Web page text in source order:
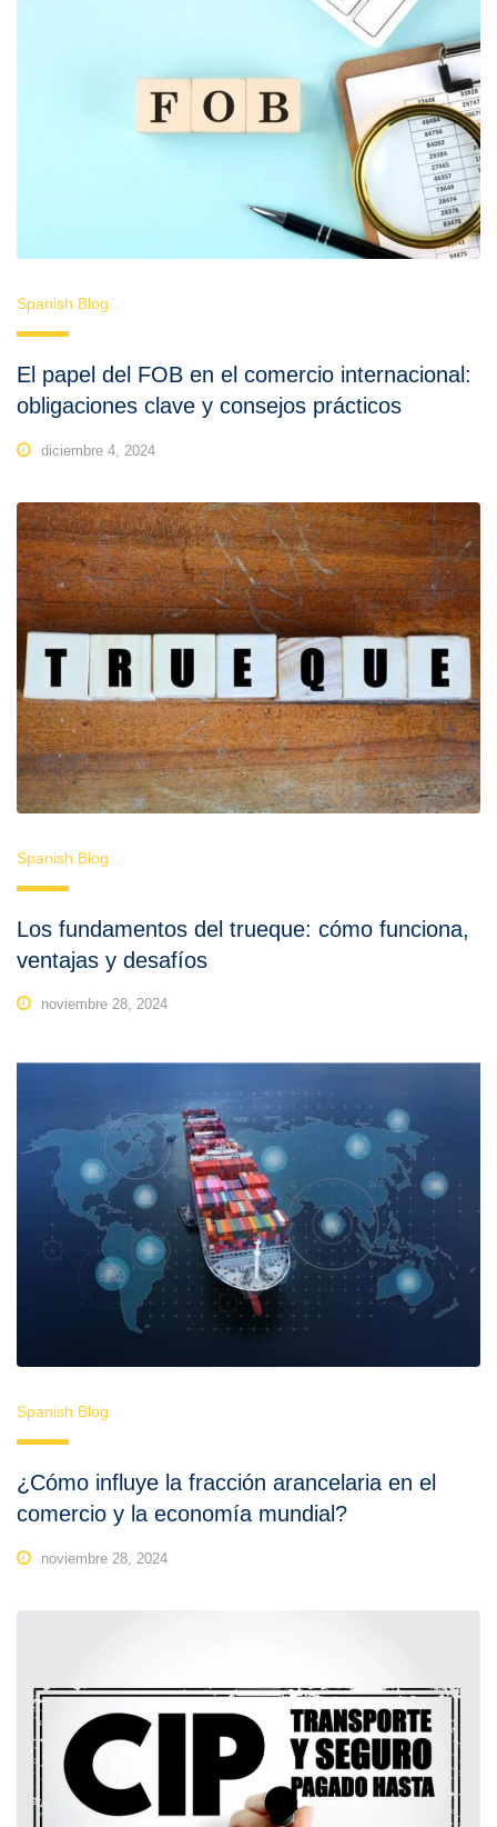
Spanish Blog
El papel del FOB en el comercio internacional:
obligaciones clave y consejos prácticos
diciembre 4, 2024
Spanish Blog
Los fundamentos del trueque: cómo funciona,
ventajas y desafíos
noviembre 28, 2024
Spanish Blog
¿Cómo influye la fracción arancelaria en el
comercio y la economía mundial?
noviembre 28, 2024